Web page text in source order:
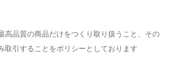
高品質の商品だけをつくり取り扱うこと、その
取引することをポリシーとしております